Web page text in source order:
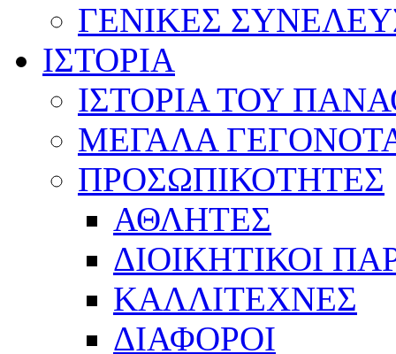
ΓΕΝΙΚΕΣ
ΙΣΤΟΡΙΑ
ΙΣΤΟΡΙΑ ΤΟΥ
ΜΕΓΑΛΑ
ΠΡΟΣΩΠΙΚΟΤΗΤΕΣ
ΑΘΛΗΤΕΣ
ΔΙΟΙΚΗΤΙΚΟΙ
ΚΑΛΛΙΤΕΧΝΕΣ
ΔΙΑΦΟΡΟΙ